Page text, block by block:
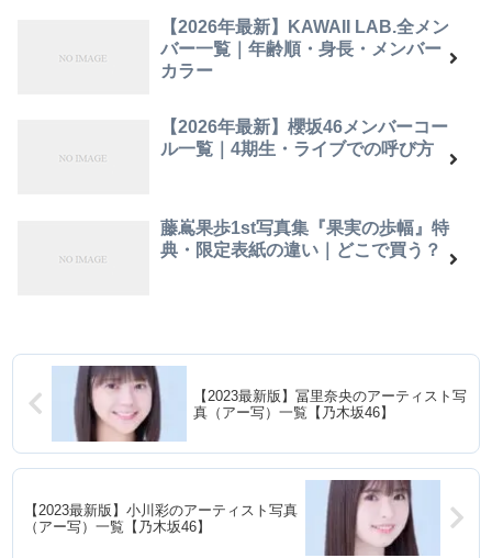
【2026年最新】KAWAII LAB.全メン
バー一覧｜年齢順・身長・メンバー
カラー
【2026年最新】櫻坂46メンバーコー
ル一覧｜4期生・ライブでの呼び方
藤嶌果歩1st写真集『果実の歩幅』特
典・限定表紙の違い｜どこで買う？
【2023最新版】冨里奈央のアーティスト写
真（アー写）一覧【乃木坂46】
【2023最新版】小川彩のアーティスト写真
（アー写）一覧【乃木坂46】